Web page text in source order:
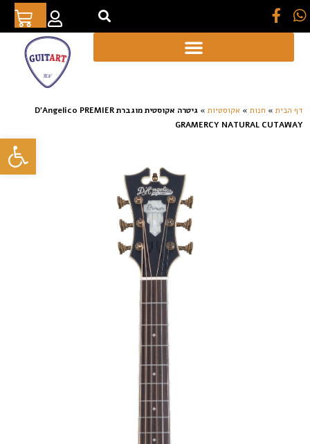
פתח
דף הבית » חנות » אקוסטיות »
גיטרה אקוסטית מוגברת D’Angelico PREMIER
GRAMERCY NATURAL CUTAWAY